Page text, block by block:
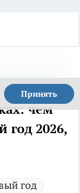
Принять
чем
год 2026,
год